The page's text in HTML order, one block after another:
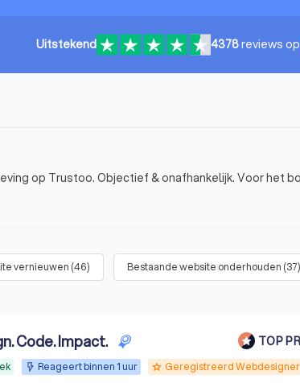
Uitstekend 4378reviews op
op Trustoo. Objectief & onafhankelijk. Voor het
vernieuwen (46) Bestaande website onderhouden (37)
Code. Impact. TOP
Reageert binnen 1 uur grade Geregistreerd Webdesigner